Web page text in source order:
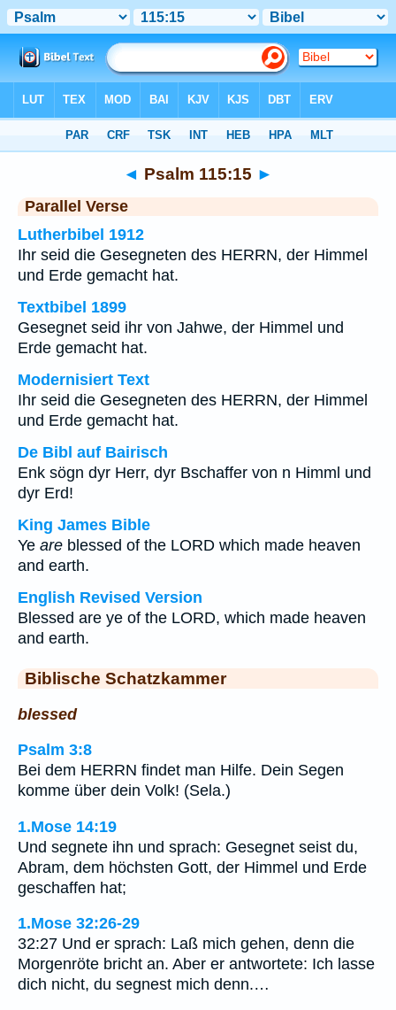
◄ Psalm 115:15 ►
Parallel Verse
Lutherbibel 1912
Ihr seid die Gesegneten des HERRN, der Himmel
und Erde gemacht hat.
Textbibel 1899
Gesegnet seid ihr von Jahwe, der Himmel und
Erde gemacht hat.
Modernisiert Text
Ihr seid die Gesegneten des HERRN, der Himmel
und Erde gemacht hat.
De Bibl auf Bairisch
Enk sögn dyr Herr, dyr Bschaffer von n Himml und
dyr Erd!
King James Bible
Ye are blessed of the LORD which made heaven
and earth.
English Revised Version
Blessed are ye of the LORD, which made heaven
and earth.
Biblische Schatzkammer
blessed
Psalm 3:8
Bei dem HERRN findet man Hilfe. Dein Segen
komme über dein Volk! (Sela.)
1.Mose 14:19
Und segnete ihn und sprach: Gesegnet seist du,
Abram, dem höchsten Gott, der Himmel und Erde
geschaffen hat;
1.Mose 32:26-29
32:27 Und er sprach: Laß mich gehen, denn die
Morgenröte bricht an. Aber er antwortete: Ich lasse
dich nicht, du segnest mich denn.…